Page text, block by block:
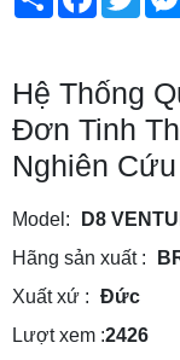
Hệ Thống
Đơn Tinh
Nghiên
Model:
D8
Hãng sản xuất :
Xuất xứ : Đức
Lượt xem :2426